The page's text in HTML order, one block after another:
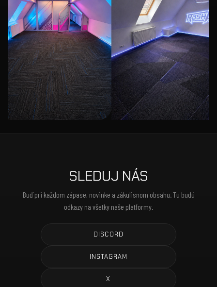
SLEDUJ NÁS
Buď pri každom zápase, novinke a zákulisnom obsahu. Tu budú
odkazy na všetky naše platformy.
DISCORD
INSTAGRAM
X